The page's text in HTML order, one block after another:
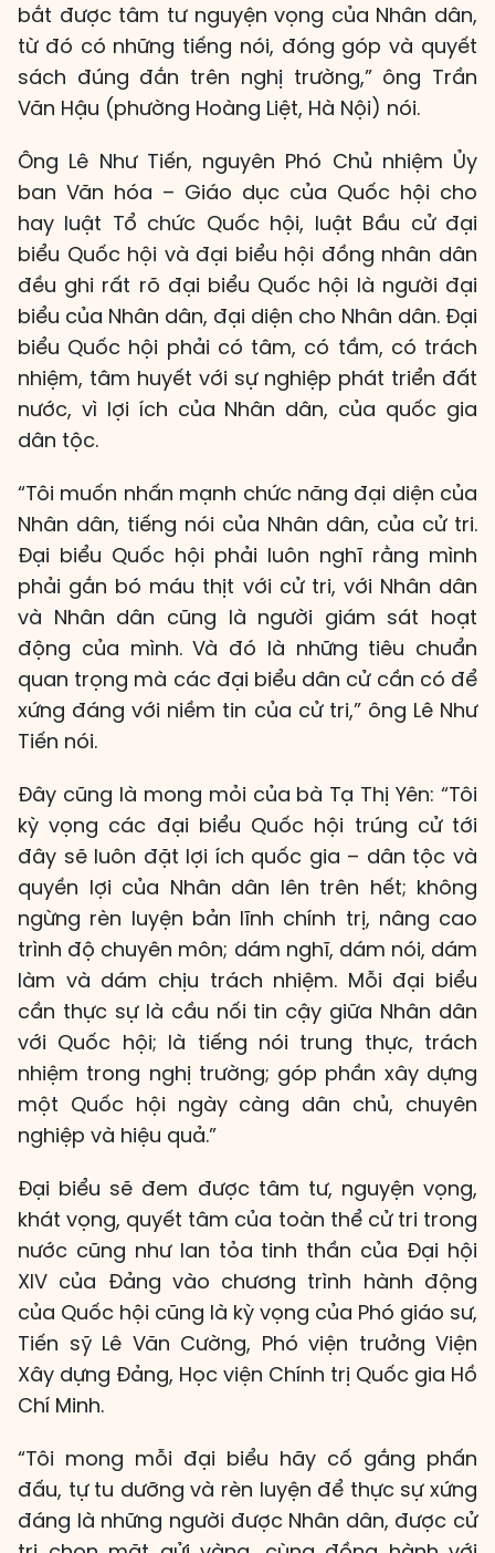
bắt được tâm tư nguyện vọng của Nhân dân,
từ đó có những tiếng nói, đóng góp và quyết
sách đúng đắn trên nghị trường,” ông Trần
Văn Hậu (phường Hoàng Liệt, Hà Nội) nói.
Ông Lê Như Tiến, nguyên Phó Chủ nhiệm Ủy
ban Văn hóa – Giáo dục của Quốc hội cho
hay luật Tổ chức Quốc hội, luật Bầu cử đại
biểu Quốc hội và đại biểu hội đồng nhân dân
đều ghi rất rõ đại biểu Quốc hội là người đại
biểu của Nhân dân, đại diện cho Nhân dân. Đại
biểu Quốc hội phải có tâm, có tầm, có trách
nhiệm, tâm huyết với sự nghiệp phát triển đất
nước, vì lợi ích của Nhân dân, của quốc gia
dân tộc.
“Tôi muốn nhấn mạnh chức năng đại diện của
Nhân dân, tiếng nói của Nhân dân, của cử tri.
Đại biểu Quốc hội phải luôn nghĩ rằng mình
phải gắn bó máu thịt với cử tri, với Nhân dân
và Nhân dân cũng là người giám sát hoạt
động của mình. Và đó là những tiêu chuẩn
quan trọng mà các đại biểu dân cử cần có để
xứng đáng với niềm tin của cử tri,” ông Lê Như
Tiến nói.
Đây cũng là mong mỏi của bà Tạ Thị Yên: “Tôi
kỳ vọng các đại biểu Quốc hội trúng cử tới
đây sẽ luôn đặt lợi ích quốc gia – dân tộc và
quyền lợi của Nhân dân lên trên hết; không
ngừng rèn luyện bản lĩnh chính trị, nâng cao
trình độ chuyên môn; dám nghĩ, dám nói, dám
làm và dám chịu trách nhiệm. Mỗi đại biểu
cần thực sự là cầu nối tin cậy giữa Nhân dân
với Quốc hội; là tiếng nói trung thực, trách
nhiệm trong nghị trường; góp phần xây dựng
một Quốc hội ngày càng dân chủ, chuyên
nghiệp và hiệu quả.”
Đại biểu sẽ đem được tâm tư, nguyện vọng,
khát vọng, quyết tâm của toàn thể cử tri trong
nước cũng như lan tỏa tinh thần của Đại hội
XIV của Đảng vào chương trình hành động
của Quốc hội cũng là kỳ vọng của Phó giáo sư,
Tiến sỹ Lê Văn Cường, Phó viện trưởng Viện
Xây dựng Đảng, Học viện Chính trị Quốc gia Hồ
Chí Minh.
“Tôi mong mỗi đại biểu hãy cố gắng phấn
đấu, tự tu dưỡng và rèn luyện để thực sự xứng
đáng là những người được Nhân dân, được cử